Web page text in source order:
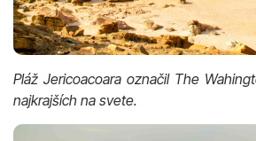
Pláž Jericoacoara označil The
najkrajších na svete.